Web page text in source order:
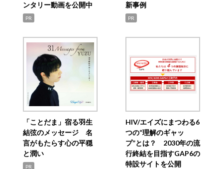
ンタリー動画を公開中
PR
新事例
PR
「ことだま」宿る羽生
結弦のメッセージ 名
言がもたらす心の平穏
と潤い
PR
HIV/エイズにまつわる6
つの“理解のギャッ
プ”とは？ 2030年の流
行終結を目指すGAP6の
特設サイトを公開